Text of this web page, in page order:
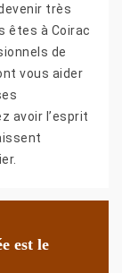
très
êtes à Coirac
de
vous aider
avoir l’esprit
est le